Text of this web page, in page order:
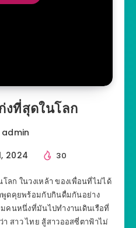
งที่สุดในโลก
admin
2024
30
โลก ในวงเหล้า ของเพื่อนที่ไม่ได้
พูดคุยพร้อมกับกินดื่มกันอย่าง
คนหนึ่งที่มันไปทำงานเดินเรือที่
า สาว ไทย สู้สาวออสซี่ตาฟ้าไม่